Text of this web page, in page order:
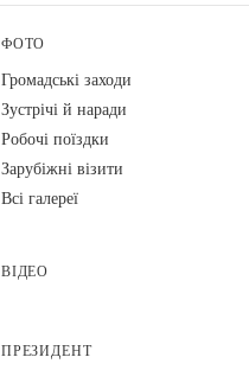
ФОТО
Громадські заходи
Зустрічі й наради
Робочі поїздки
Зарубіжні візити
Всі галереї
ВІДЕО
ПРЕЗИДЕНТ